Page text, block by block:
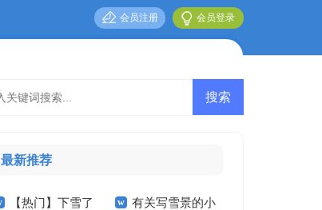
会员登录
会员注册
最新推荐
【热门】下雪了 有关写雪景的小